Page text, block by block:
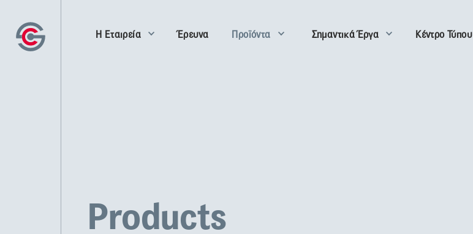
Η Εταιρεία Έρευνα Προϊόντα Σημαντικά Έργα Κέντρο Τύπου
Products